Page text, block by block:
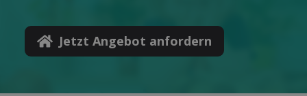
Jetzt Angebot anfordern